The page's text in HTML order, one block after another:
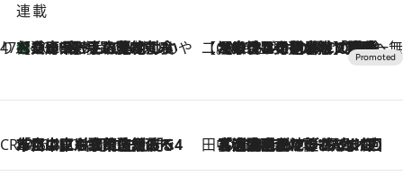
連載
47都道府県の手みやげ ひんやりスイーツで夏を満喫
2026.8.8
【兵庫県】この夏絶対食べたい 冷やしておいしいおやつ3選 淡路島の恵みをジェラートに集約 【CREA×星野リゾート】唯一無二。癒しと発見が待つ場所へ
2026.8.7
【トンボの足水浴】ヒノキの香りに包まれて涼感マックス！約13℃の湧水かけ流しを避暑地「星野温泉 トンボの湯」で体験
CREA'S CHOICE
2026.8.7
「立川にも歌舞伎があるんだよ」 片岡仁左衛門・市川中車ら豪華座組みで4年目の立川立飛歌舞伎へ 田中稲の勝手に再ブーム
2026.8.7
「湘南乃風に憧れて」観客大盛上がりの“タオル回し”に、ラッパー顔負けの高速歌唱まで…さだまさし（74）のアグレッシブすぎる現在地